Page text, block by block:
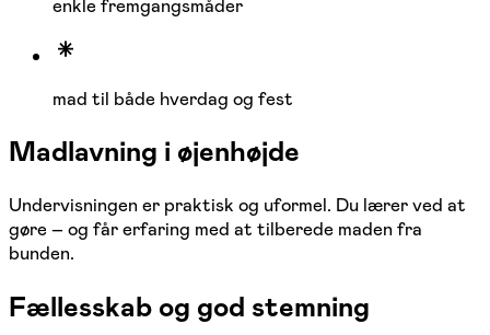
enkle fremgangsmåder
mad til både hverdag og fest
Madlavning i øjenhøjde
Undervisningen er praktisk og uformel. Du lærer ved at
gøre – og får erfaring med at tilberede maden fra
bunden.
Fællesskab og god stemning